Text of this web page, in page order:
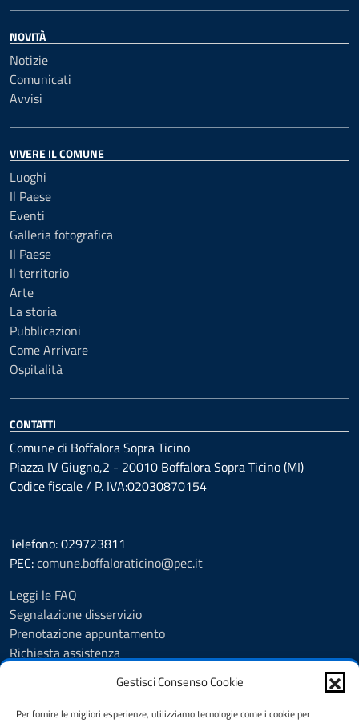
Gestisci Consenso Cookie
Per fornire le migliori esperienze, utilizziamo tecnologie come i cookie per
NOVITÀ
Notizie
Comunicati
Avvisi
VIVERE IL COMUNE
Luoghi
Il Paese
Eventi
Galleria fotografica
Il Paese
Il territorio
Arte
La storia
Pubblicazioni
Come Arrivare
Ospitalità
CONTATTI
Comune di Boffalora Sopra Ticino
Piazza IV Giugno,2 - 20010 Boffalora Sopra Ticino (MI)
Codice fiscale / P. IVA:02030870154
Telefono: 029723811
PEC:comune.boffaloraticino@pec.it
Leggi le FAQ
Segnalazione disservizio
Prenotazione appuntamento
Richiesta assistenza
Amministrazione trasparente
Informativa privacy